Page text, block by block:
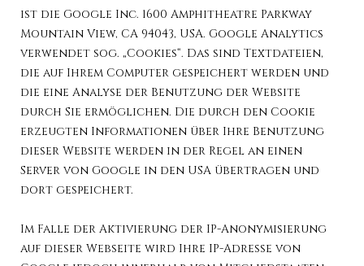
ist die Google Inc. 1600 Amphitheatre Parkway
Mountain View, CA 94043, USA. Google Analytics
verwendet sog. „Cookies“. Das sind Textdateien,
die auf Ihrem Computer gespeichert werden und
die eine Analyse der Benutzung der Website
durch Sie ermöglichen. Die durch den Cookie
erzeugten Informationen über Ihre Benutzung
dieser Website werden in der Regel an einen
Server von Google in den USA übertragen und
dort gespeichert.
Im Falle der Aktivierung der IP-Anonymisierung
auf dieser Webseite wird Ihre IP-Adresse von